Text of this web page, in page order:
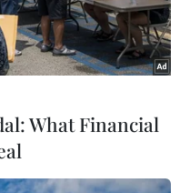
What Financial